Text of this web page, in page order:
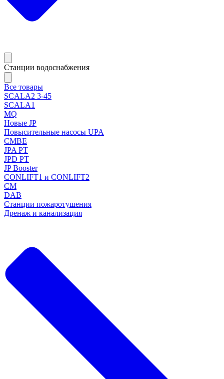
Станции водоснабжения
Все товары
SCALA2 3-45
SCALA1
MQ
Новые JP
Повысительные насосы UPA
CMBE
JPA PT
JPD PT
JP Booster
CONLIFT1 и CONLIFT2
CM
DAB
Станции пожаротушения
Дренаж и канализация